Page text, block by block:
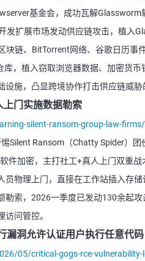
基金会，成功瓦解
发扩展市场发动供应链攻击，植入
块链、BitTorrent网络、谷歌日历事
，植入窃取浏览器数据、加密货
施，凸显跨境协作打击供应链威胁
门实施数据勒索
silent-ransom-group-law-firms/
Silent Ransom（Chatty Spider）
件加密，主打社工+真人上门双重
员物理上门，直接在工作站插入存
勒索，2026一季度已发动130余起
问管控。
漏洞允许认证用户执行任意代码
05/critical-gogs-rce-vulnerability-